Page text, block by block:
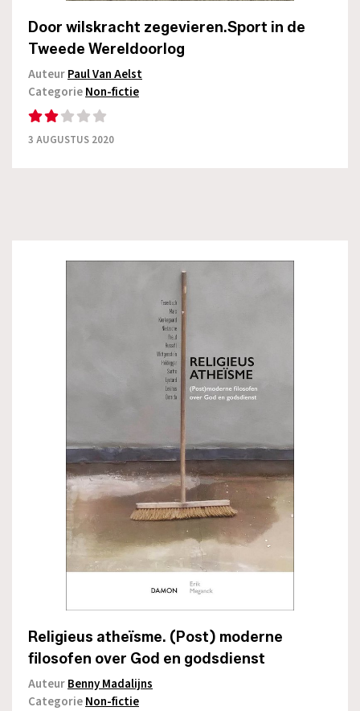
Door wilskracht zegevieren.Sport in de
Tweede Wereldoorlog
AuteurPaul Van Aelst
CategorieNon-fictie
3 AUGUSTUS 2020
Religieus atheïsme. (Post) moderne
filosofen over God en godsdienst
AuteurBenny Madalijns
CategorieNon-fictie